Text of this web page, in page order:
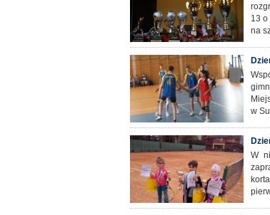
13 o
na
w
W